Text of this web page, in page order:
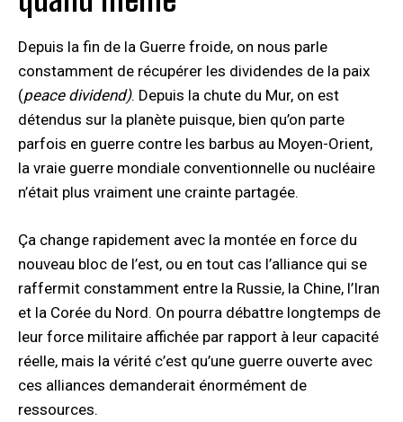
Depuis la fin de la Guerre froide, on nous parle
constamment de récupérer les dividendes de la paix
(peace dividend). Depuis la chute du Mur, on est
détendus sur la planète puisque, bien qu’on parte
parfois en guerre contre les barbus au Moyen-Orient,
la vraie guerre mondiale conventionnelle ou nucléaire
n’était plus vraiment une crainte partagée.
Ça change rapidement avec la montée en force du
nouveau bloc de l’est, ou en tout cas l’alliance qui se
raffermit constamment entre la Russie, la Chine, l’Iran
et la Corée du Nord. On pourra débattre longtemps de
leur force militaire affichée par rapport à leur capacité
réelle, mais la vérité c’est qu’une guerre ouverte avec
ces alliances demanderait énormément de
ressources.